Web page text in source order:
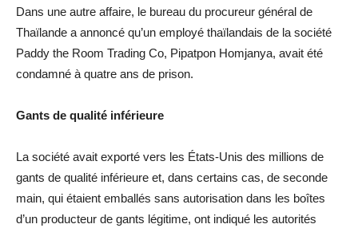
Dans une autre affaire, le bureau du procureur général de
Thaïlande a annoncé qu’un employé thaïlandais de la société
Paddy the Room Trading Co, Pipatpon Homjanya, avait été
condamné à quatre ans de prison.
Gants de qualité inférieure
La société avait exporté vers les États-Unis des millions de
gants de qualité inférieure et, dans certains cas, de seconde
main, qui étaient emballés sans autorisation dans les boîtes
d’un producteur de gants légitime, ont indiqué les autorités